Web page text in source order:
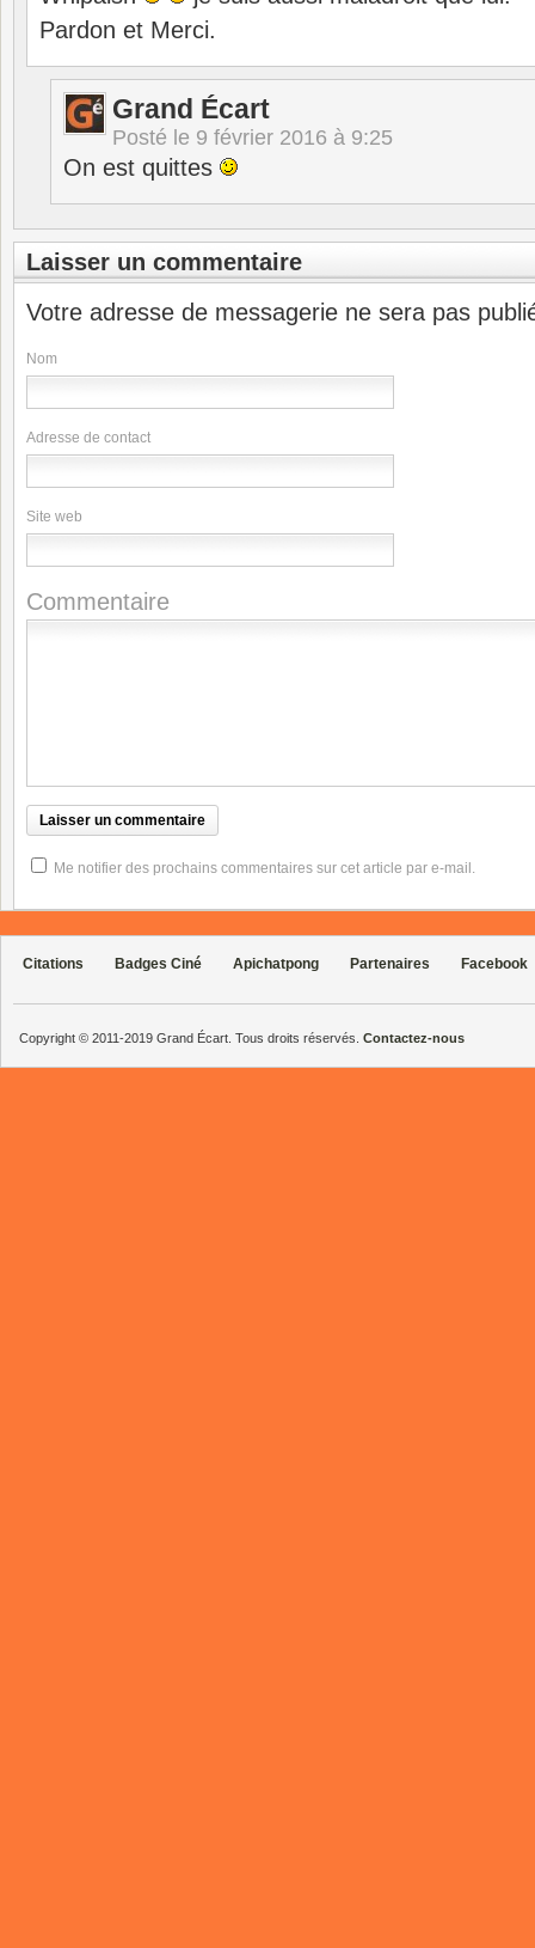
Pardon et Merci.
Grand Écart
Posté le 9 février 2016 à 9:25
On est quittes
Laisser un commentaire
Votre adresse de messagerie ne sera pas
Nom
Adresse de contact
Site web
Commentaire
Me notifier des prochains commentaires sur cet article par e-mail.
Citations Badges Ciné Apichatpong Partenaires Facebook
Copyright © 2011-2019 Grand Écart. Tous droits réservés. Contactez-nous